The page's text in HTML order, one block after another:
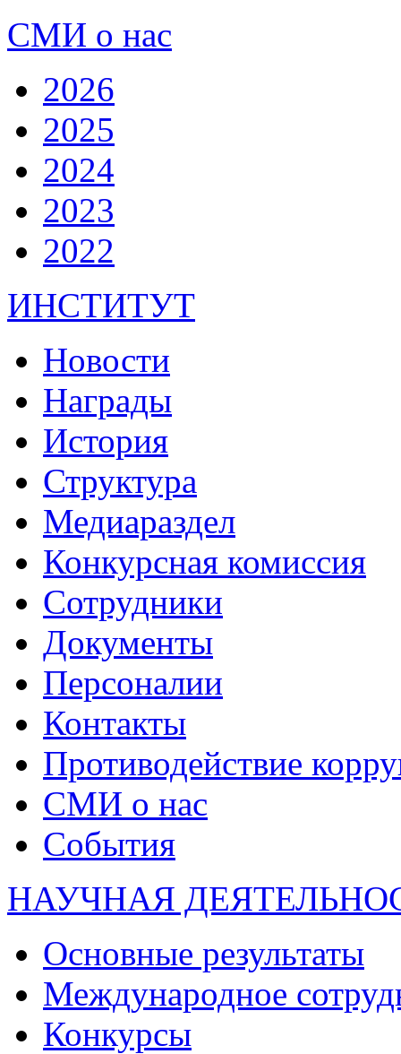
СМИ о нас
2026
2025
2024
2023
2022
ИНСТИТУТ
Новости
Награды
История
Структура
Медиараздел
Конкурсная комиссия
Сотрудники
Документы
Персоналии
Контакты
Противодействие
СМИ о нас
События
НАУЧНАЯ
Основные результаты
Международное
Конкурсы